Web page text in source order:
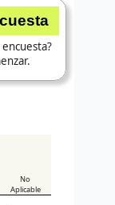
No
Aplicable